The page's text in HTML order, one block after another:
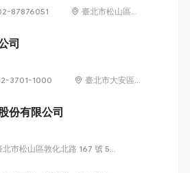
87876051
臺北市松山區東
司
3701-1000
臺北市大安區
份有限公司
北市松山區敦化北路 167 號 5